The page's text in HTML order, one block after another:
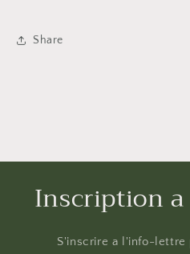
Share
Inscription
S'inscrire a l'info-lettre